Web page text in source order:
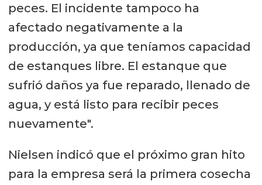
peces. El incidente tampoco ha
afectado negativamente a la
producción, ya que teníamos capacidad
de estanques libre. El estanque que
sufrió daños ya fue reparado, llenado de
agua, y está listo para recibir peces
nuevamente".
Nielsen indicó que el próximo gran hito
para la empresa será la primera cosecha